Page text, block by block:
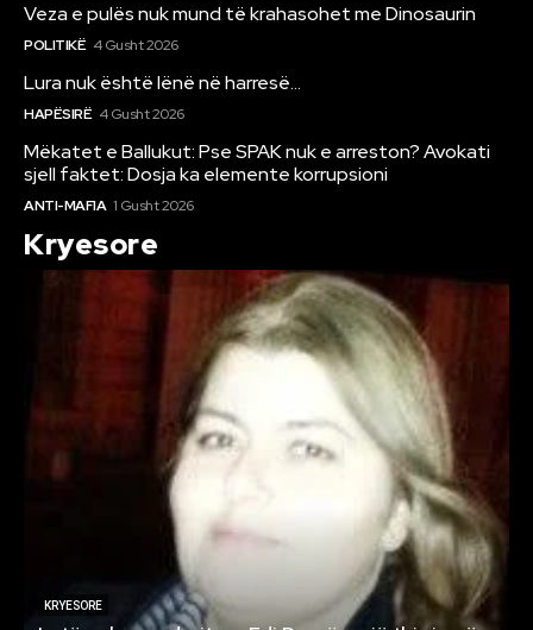
Veza e pulës nuk mund të krahasohet me Dinosaurin
POLITIKË 4 Gusht 2026
Lura nuk është lënë në harresë…
HAPËSIRË 4 Gusht 2026
Mëkatet e Ballukut: Pse SPAK nuk e arreston? Avokati
sjell faktet: Dosja ka elemente korrupsioni
ANTI-MAFIA 1 Gusht 2026
Kryesore
KRYESORE